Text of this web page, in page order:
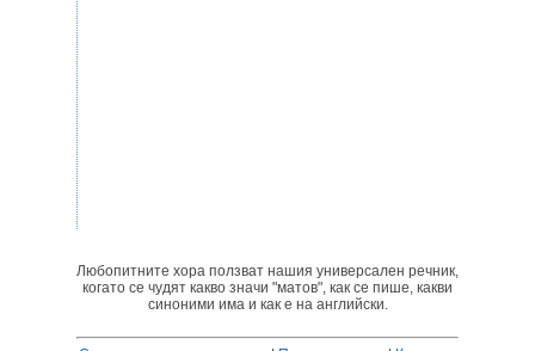
Любопитните хора ползват нашия универсален речник,
когато се чудят какво значи "матов", как се пише, какви
синоними има и как е на английски.